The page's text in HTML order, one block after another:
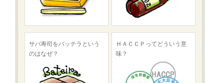
サバ寿司をバッテラという
のはなぜ？
ＨＡＣＣＰってどういう意
味？